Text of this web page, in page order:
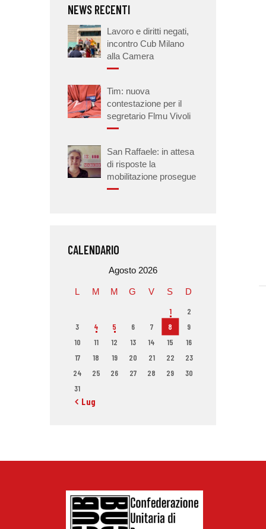
NEWS RECENTI
Lavoro e diritti negati,
incontro Cub Milano
alla Camera
Tim: nuova
contestazione per il
segretario Flmu Vivoli
San Raffaele: in attesa
di risposte la
mobilitazione prosegue
CALENDARIO
Agosto 2026
L M M G V S D
1
2
3
4 5 6 7 8
9
10
11 12 13 14 15
16
17
18 19 20 21 22
23
24
25 26 27 28 29
30
31
« Lug